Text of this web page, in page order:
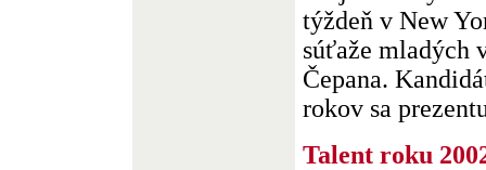
týždeň v New
súťaže mladých
Čepana.
rokov sa
Talent roku